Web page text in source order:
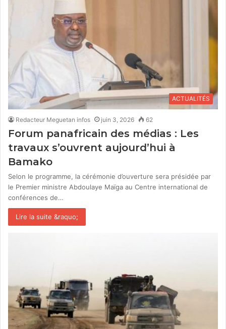
ACTUALITÉS
Redacteur Meguetan infos juin 3, 2026 62
Forum panafricain des médias : Les
travaux s’ouvrent aujourd’hui à
Bamako
Selon le programme, la cérémonie d’ouverture sera présidée par
le Premier ministre Abdoulaye Maïga au Centre international de
conférences de…
Lire la suite &raquo;